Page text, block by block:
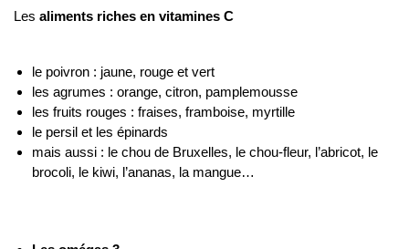
Les aliments riches en vitamines C
le poivron : jaune, rouge et vert
les agrumes : orange, citron, pamplemousse
les fruits rouges : fraises, framboise, myrtille
le persil et les épinards
mais aussi : le chou de Bruxelles, le chou-fleur, l’abricot, le
brocoli, le kiwi, l’ananas, la mangue…